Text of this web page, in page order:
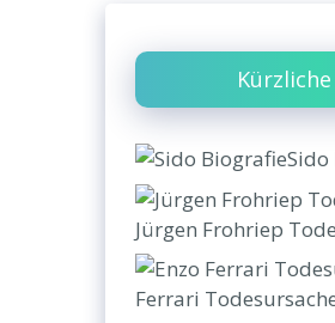
Sido
Jürgen Frohriep
Ferrari